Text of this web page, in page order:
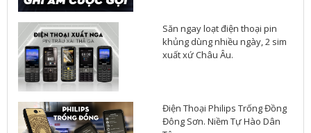
Săn ngay loạt điện thoại pin
khủng dùng nhiều ngày, 2 sim
xuất xứ Châu Âu.
Điện Thoại Philips Trống Đồng
Đông Sơn. Niềm Tự Hào Dân